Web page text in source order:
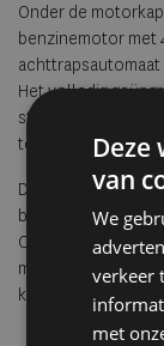
Onder de
benzinemotor met
Het volledig
stabilisatoren en
terreinwagen
De Classic
belastingen) en
Classic teams in
met een
van
We
verkeer
met